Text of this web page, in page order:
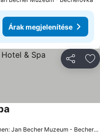
Árak megjelenítése
0.7 km-re innen: Jan Becher Muzeum - Becherovka